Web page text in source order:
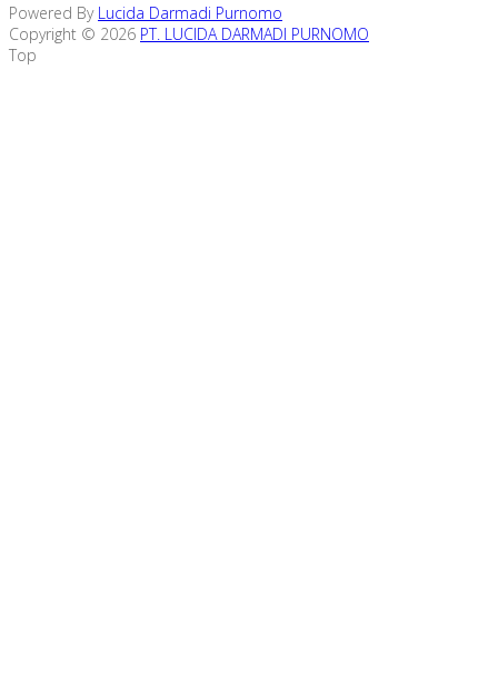
Powered By Lucida Darmadi Purnomo
Copyright © 2026 PT. LUCIDA DARMADI PURNOMO
Top